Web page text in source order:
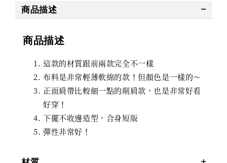
商品描述
商品描述
這款的材質跟前兩款完全不一樣
布料是非常輕薄軟綿的款！但顏色是一樣的～
正面肩帶比較細一點的削肩款，也是非常好看
好穿！
下擺不收邊造型，合身短版
彈性非常好！